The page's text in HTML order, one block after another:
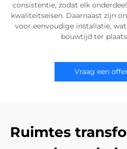
consistentie, zodat elk
kwaliteitseisen. Daarnaast zijn
voor eenvoudige installatie,
bouwtijd ter
Vraag een
Ruimtes